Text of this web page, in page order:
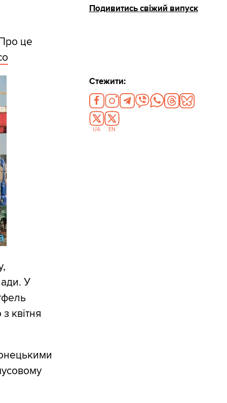
це
У
квітня
Подивитись свіжий випуск
Стежити:
UA EN